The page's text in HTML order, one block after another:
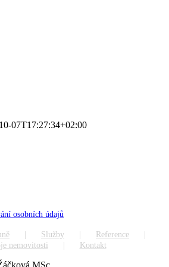
07T17:27:34+02:00
osobních údajů
Služby
Reference
nemovitosti
Kontakt
MSc.